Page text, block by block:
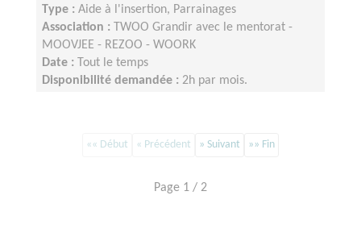
Type : Aide à l'insertion, Parrainages
Association :
TWOO Grandir avec le mentorat -
MOOVJEE - REZOO - WOORK
Date :
Tout le temps
Disponibilité demandée : 2h par mois.
«« Début « Précédent » Suivant »» Fin
Page 1 / 2